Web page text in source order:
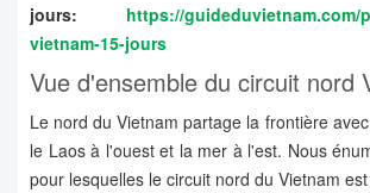
jours: https://
vietnam-15-jours
Vue d'ensemble du circuit nord
Le nord du Vietnam partage la frontière
le Laos à l'ouest et la mer à l'est. Nous
pour lesquelles le circuit nord du Vietnam